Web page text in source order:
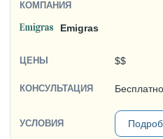
Emigras
$$
Бесплатно